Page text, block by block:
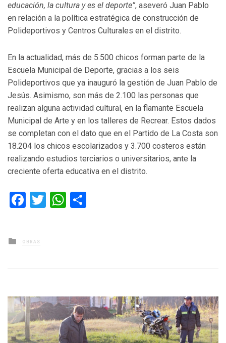
educación, la cultura y es el deporte”, aseveró Juan Pablo
en relación a la política estratégica de construcción de
Polideportivos y Centros Culturales en el distrito.
En la actualidad, más de 5.500 chicos forman parte de la
Escuela Municipal de Deporte, gracias a los seis
Polideportivos que ya inauguró la gestión de Juan Pablo de
Jesús. Asimismo, son más de 2.100 las personas que
realizan alguna actividad cultural, en la flamante Escuela
Municipal de Arte y en los talleres de Recrear. Estos dados
se completan con el dato que en el Partido de La Costa son
18.204 los chicos escolarizados y 3.700 costeros están
realizando estudios terciarios o universitarios, ante la
creciente oferta educativa en el distrito.
Facebook
TwitterWhatsApp
Posted
in
OBRAS